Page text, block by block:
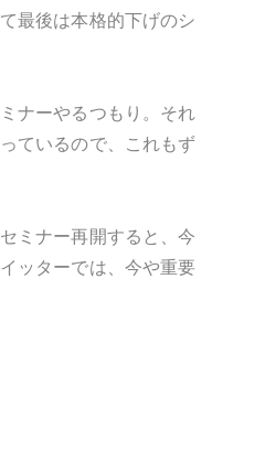
最後は本格的下げのシ
ナーやるつもり。それ
ているので、これもず
ミナー再開すると、今
ッターでは、今や重要